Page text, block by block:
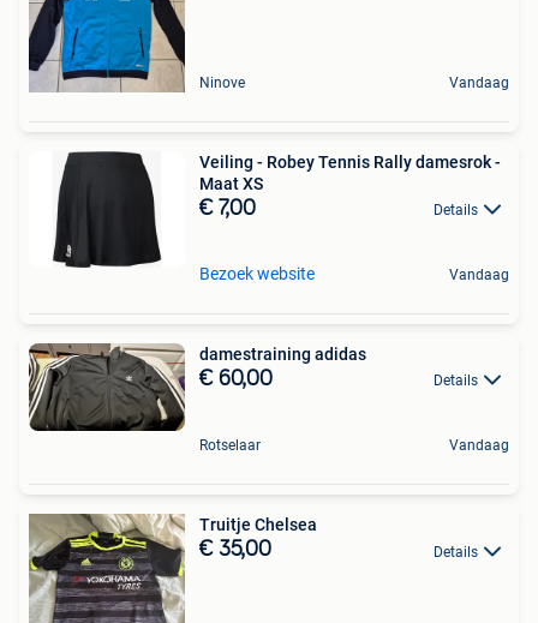
Ninove Vandaag
Veiling - Robey Tennis Rally damesrok -
Maat XS
€ 7,00 Details
Bezoek website Vandaag
damestraining adidas
€ 60,00 Details
Rotselaar Vandaag
Truitje Chelsea
€ 35,00 Details